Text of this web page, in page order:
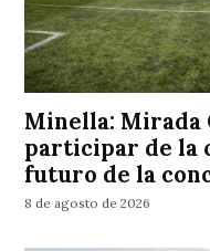
Minella: Mirada
participar de la
futuro de la
8 de agosto de 2026